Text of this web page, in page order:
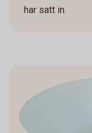
har satt in.